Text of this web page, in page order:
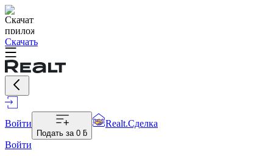
Скачать
Войти
Подать за 0 ƃ
Realt.Сделка
Войти